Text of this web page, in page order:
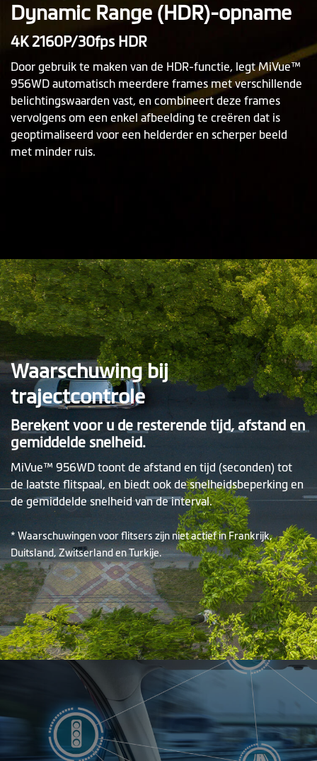
Dynamic Range (HDR)-opname
4K 2160P/30fps HDR
Door gebruik te maken van de HDR-functie, legt MiVue™
956WD automatisch meerdere frames met verschillende
belichtingswaarden vast, en combineert deze frames
vervolgens om een enkel afbeelding te creëren dat is
geoptimaliseerd voor een helderder en scherper beeld
met minder ruis.
Waarschuwing bij
trajectcontrole
Berekent voor u de resterende tijd, afstand en
gemiddelde snelheid.
MiVue™ 956WD toont de afstand en tijd (seconden) tot
de laatste flitspaal, en biedt ook de snelheidsbeperking en
de gemiddelde snelheid van de interval.
* Waarschuwingen voor flitsers zijn niet actief in Frankrijk,
Duitsland, Zwitserland en Turkije.